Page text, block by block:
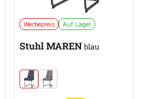
Werbepreis Auf Lager
Stuhl MARENblau